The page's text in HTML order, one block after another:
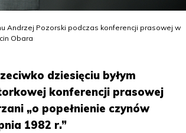
Andrzej Pozorski podczas konferencji prasowej w
Obara
dziesięciu byłym
konferencji prasowej
„o popełnienie czynów
1982 r.”